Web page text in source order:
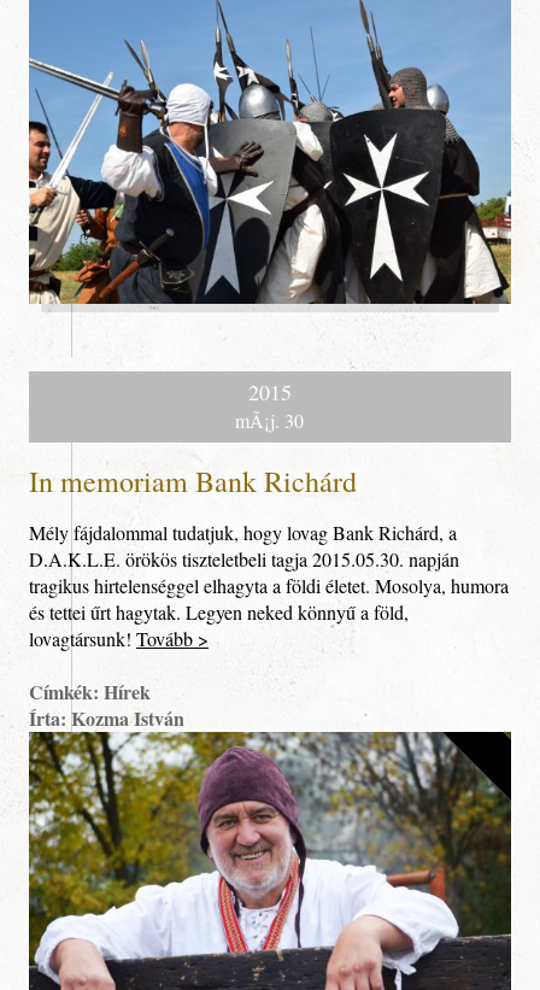
2015
mÃ¡j. 30
In memoriam Bank Richárd
Mély fájdalommal tudatjuk, hogy lovag Bank Richárd, a
D.A.K.L.E. örökös tiszteletbeli tagja 2015.05.30. napján
tragikus hirtelenséggel elhagyta a földi életet. Mosolya, humora
és tettei űrt hagytak. Legyen neked könnyű a föld,
lovagtársunk! Tovább >
Címkék: Hírek
Írta: Kozma István